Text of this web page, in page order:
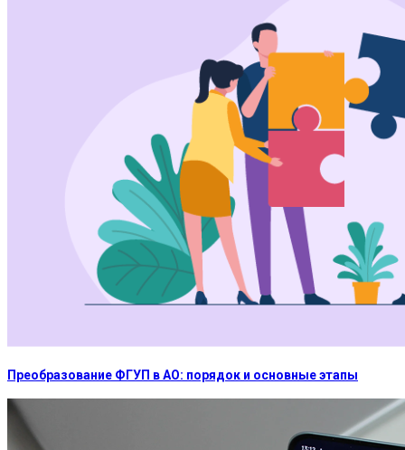
Преобразование ФГУП в АО: порядок и основные этапы